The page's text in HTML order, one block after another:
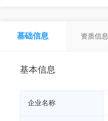
基础信息 资质信息
基本信息
企业名称